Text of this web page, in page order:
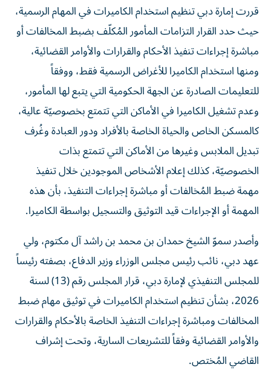
قررت إمارة دبي تنظيم استخدام الكاميرات في المهام الرسمية،
حيث حدد القرار التزامات المأمور المُكلّف بضبط المخالفات أو
مباشرة إجراءات تنفيذ الأحكام والقرارات والأوامر القضائية،
ومنها استخدام الكاميرا للأغراض الرسمية فقط، ووفقاً
للتعليمات الصادرة عن الجهة الحكومية التي يتبع لها المأمور،
وعدم تشغيل الكاميرا في الأماكن التي تتمتع بخصوصيّة عالية،
كالمسكن الخاص والحياة الخاصة بالأفراد ودور العبادة وغُرف
تبديل الملابس وغيرها من الأماكن التي تتمتع بذات
الخصوصيّة، كذلك إعلام الأشخاص الموجودين خلال تنفيذ
مهمة ضبط المُخالفات أو مباشرة إجراءات التنفيذ، بأن هذه
المهمة أو الإجراءات قيد التوثيق والتسجيل بواسطة الكاميرا.
وأصدر سموّ الشيخ حمدان بن محمد بن راشد آل مكتوم، ولي
عهد دبي، نائب رئيس مجلس الوزراء وزير الدفاع، بصفته رئيساً
للمجلس التنفيذي لإمارة دبي، قرار المجلس رقم (13) لسنة
2026، بشأن تنظيم استخدام الكاميرات في توثيق مهام ضبط
المخالفات ومباشرة إجراءات التنفيذ الخاصة بالأحكام والقرارات
والأوامر القضائية وفقاً للتشريعات السارية، وتحت إشراف
القاضي المُختص.